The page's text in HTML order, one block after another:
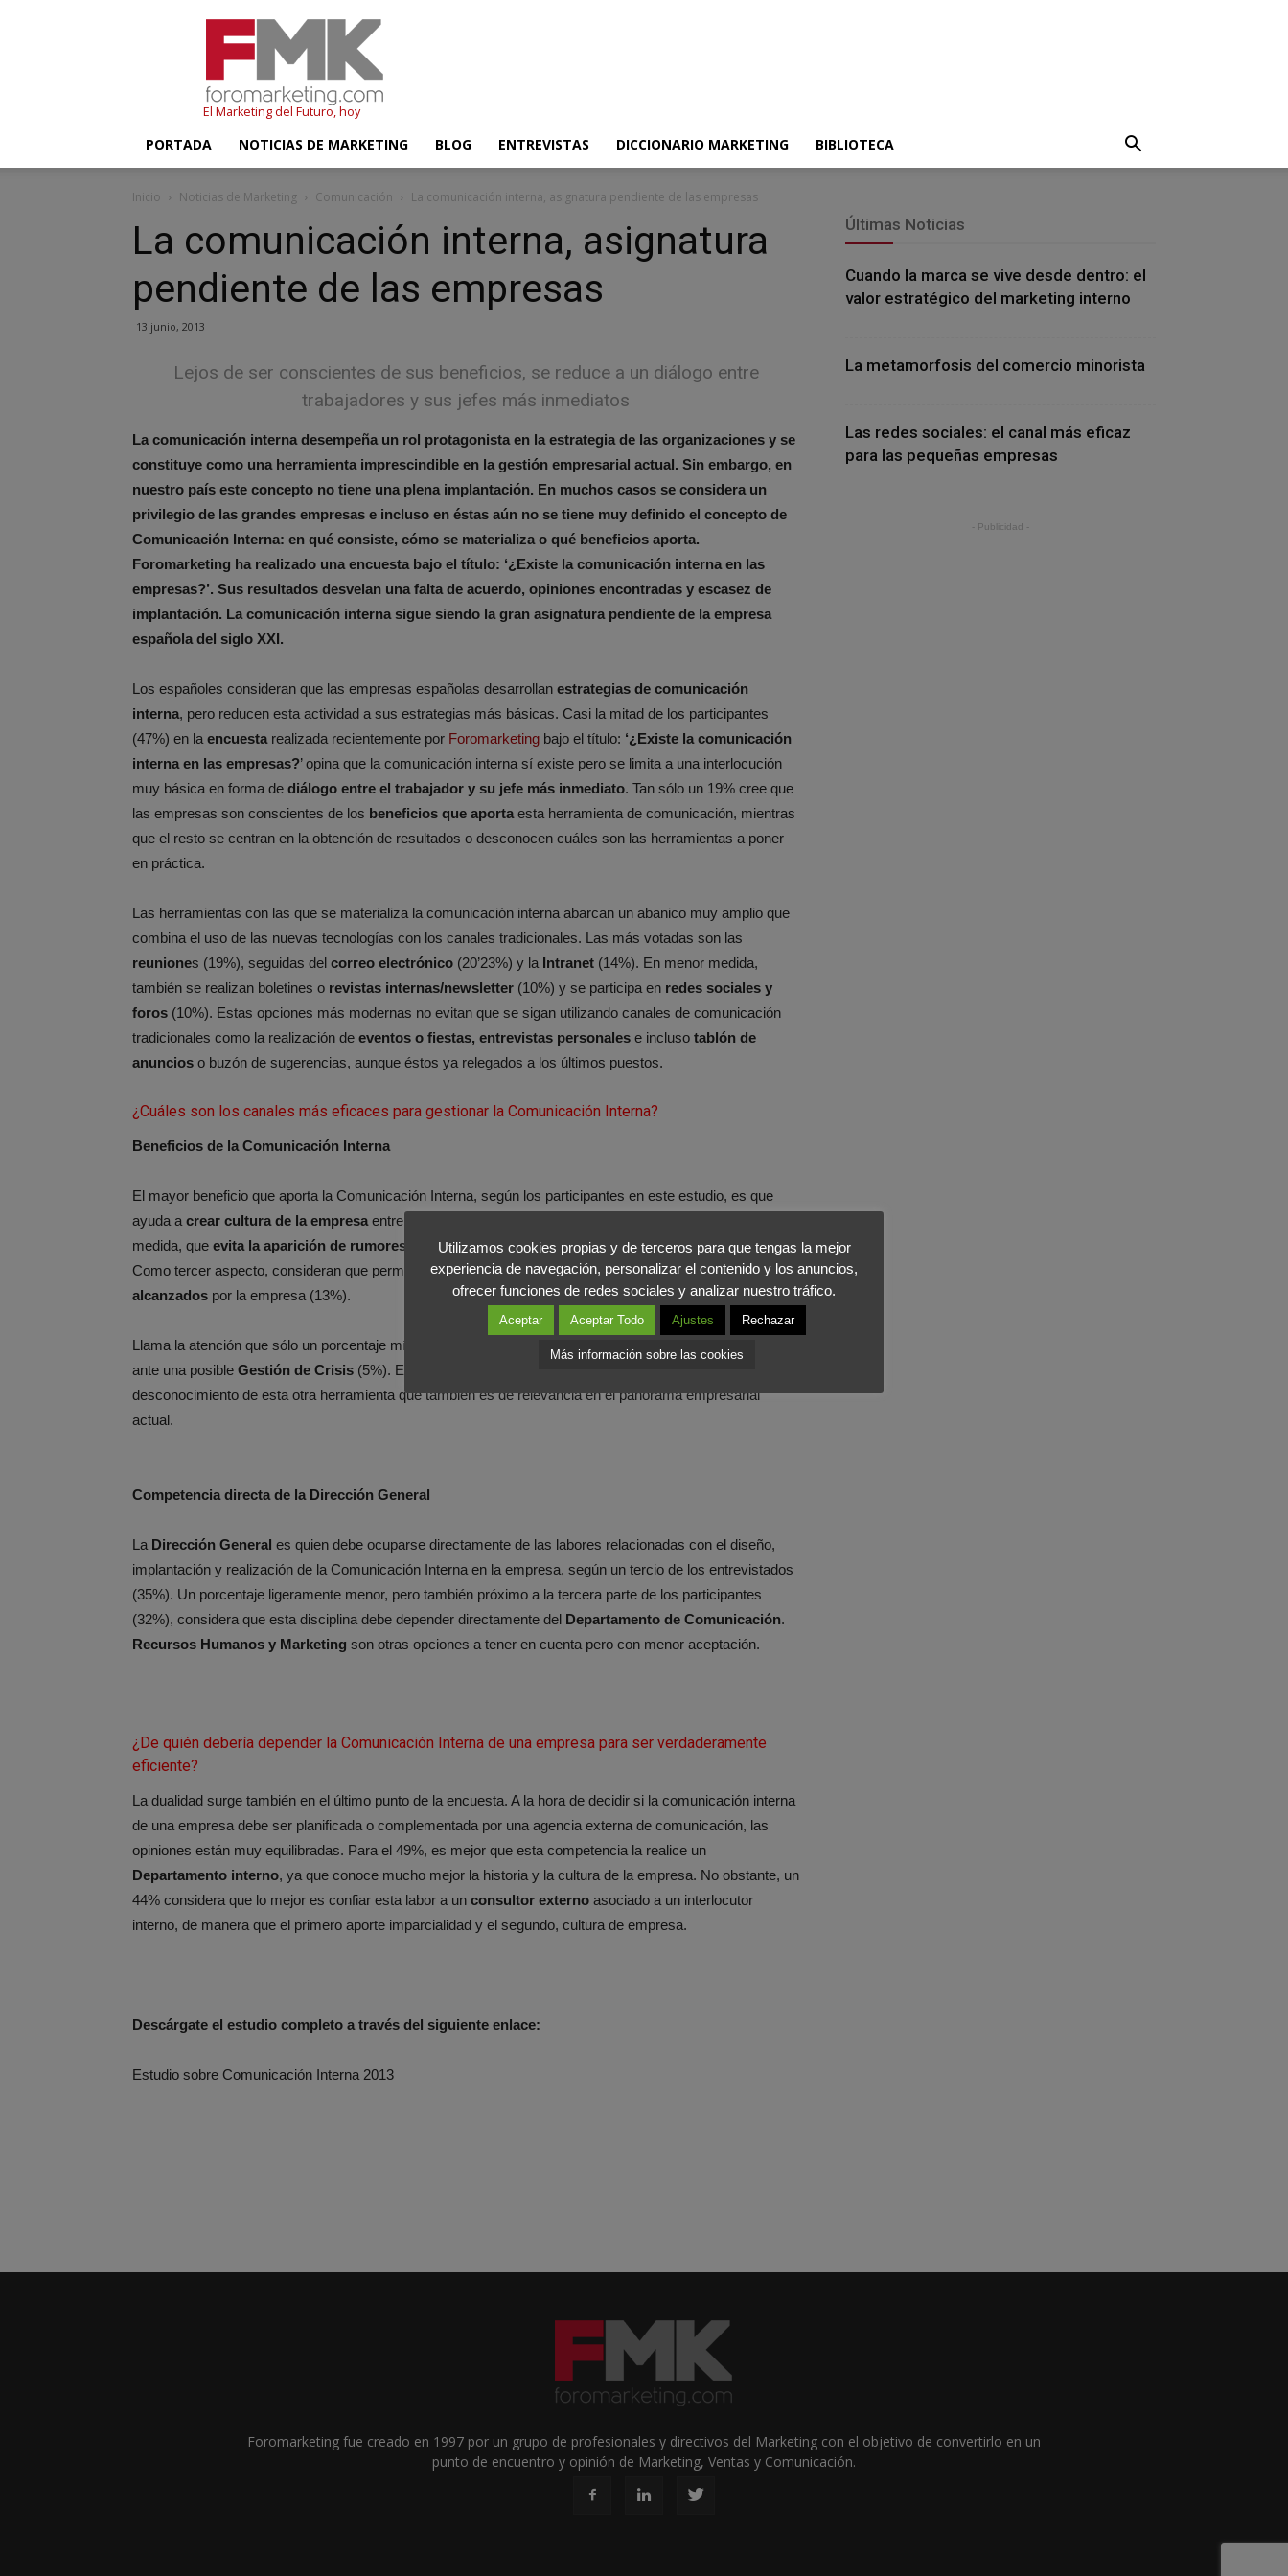
El Marketing del Futuro, hoy
PORTADA NOTICIAS DE MARKETING BLOG ENTREVISTAS DICCIONARIO MARKETING BIBLIOTECA
Inicio Noticias de Marketing Comunicación La comunicación interna, asignatura pendiente de las empresas
La comunicación interna, asignatura
pendiente de las empresas
13 junio, 2013
Lejos de ser conscientes de sus beneficios, se reduce a un diálogo entre
trabajadores y sus jefes más inmediatos
La comunicación interna desempeña un rol protagonista en la estrategia de las organizaciones y se
constituye como una herramienta imprescindible en la gestión empresarial actual. Sin embargo, en
nuestro país este concepto no tiene una plena implantación. En muchos casos se considera un
privilegio de las grandes empresas e incluso en éstas aún no se tiene muy definido el concepto de
Comunicación Interna: en qué consiste, cómo se materializa o qué beneficios aporta.
Foromarketing ha realizado una encuesta bajo el título: ‘¿Existe la comunicación interna en las
empresas?’. Sus resultados desvelan una falta de acuerdo, opiniones encontradas y escasez de
implantación. La comunicación interna sigue siendo la gran asignatura pendiente de la empresa
española del siglo XXI.
Los españoles consideran que las empresas españolas desarrollan estrategias de comunicación
interna, pero reducen esta actividad a sus estrategias más básicas. Casi la mitad de los participantes
(47%) en la encuesta realizada recientemente por Foromarketing bajo el título: ‘¿Existe la comunicación
interna en las empresas?’ opina que la comunicación interna sí existe pero se limita a una interlocución
muy básica en forma de diálogo entre el trabajador y su jefe más inmediato. Tan sólo un 19% cree que
las empresas son conscientes de los beneficios que aporta esta herramienta de comunicación, mientras
que el resto se centran en la obtención de resultados o desconocen cuáles son las herramientas a poner
en práctica.
Las herramientas con las que se materializa la comunicación interna abarcan un abanico muy amplio que
combina el uso de las nuevas tecnologías con los canales tradicionales. Las más votadas son las
reuniones (19%), seguidas del correo electrónico (20’23%) y la Intranet (14%). En menor medida,
también se realizan boletines o revistas internas/newsletter (10%) y se participa en redes sociales y
foros (10%). Estas opciones más modernas no evitan que se sigan utilizando canales de comunicación
tradicionales como la realización de eventos o fiestas, entrevistas personales e incluso tablón de
anuncios o buzón de sugerencias, aunque éstos ya relegados a los últimos puestos.
¿Cuáles son los canales más eficaces para gestionar la Comunicación Interna?
Beneficios de la Comunicación Interna
El mayor beneficio que aporta la Comunicación Interna, según los participantes en este estudio, es que
ayuda a crear cultura de la empresa entre los trabajadores (19%). También valoran, casi en la misma
medida, que evita la aparición de rumores
, construyendo un clima de confianza y motivación (18%).
Como tercer aspecto, consideran que permite informar a los trabajadores de lasnoticias y los logros
alcanzados por la empresa (13%).
Llama la atención que sólo un porcentaje mínimo considera que la comunicación interna es de gran ayuda
ante una posible Gestión de Crisis (5%). Esta respuesta, a nuestro parecer, demuestra a su vez
desconocimiento de esta otra herramienta que también es de relevancia en el panorama empresarial
actual.
Competencia directa de la Dirección General
La Dirección General es quien debe ocuparse directamente de las labores relacionadas con el diseño,
implantación y realización de la Comunicación Interna en la empresa, según un tercio de los entrevistados
(35%). Un porcentaje ligeramente menor, pero también próximo a la tercera parte de los participantes
(32%), considera que esta disciplina debe depender directamente del Departamento de Comunicación.
Recursos Humanos y Marketing son otras opciones a tener en cuenta pero con menor aceptación.
¿De quién debería depender la Comunicación Interna de una empresa para ser verdaderamente
eficiente?
La dualidad surge también en el último punto de la encuesta. A la hora de decidir si la comunicación interna
de una empresa debe ser planificada o complementada por una agencia externa de comunicación, las
opiniones están muy equilibradas. Para el 49%, es mejor que esta competencia la realice un
Departamento interno, ya que conoce mucho mejor la historia y la cultura de la empresa. No obstante, un
44% considera que lo mejor es confiar esta labor a un consultor externo asociado a un interlocutor
interno, de manera que el primero aporte imparcialidad y el segundo, cultura de empresa.
Descárgate el estudio completo a través del siguiente enlace:
Estudio sobre Comunicación Interna 2013
Últimas Noticias
Cuando la marca se vive desde dentro: el
valor estratégico del marketing interno
La metamorfosis del comercio minorista
Las redes sociales: el canal más eficaz
para las pequeñas empresas
- Publicidad -
Foromarketing fue creado en 1997 por un grupo de profesionales y directivos del Marketing con el objetivo de convertirlo en un
punto de encuentro y opinión de Marketing, Ventas y Comunicación.
Utilizamos cookies propias y de terceros para que tengas la mejor
experiencia de navegación, personalizar el contenido y los anuncios,
ofrecer funciones de redes sociales y analizar nuestro tráfico.
Aceptar Aceptar Todo Ajustes Rechazar
Más información sobre las cookies